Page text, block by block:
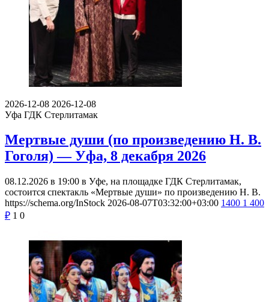
2026-12-08 2026-12-08
Уфа ГДК Стерлитамак
Мертвые души (по произведению Н. В.
Гоголя) — Уфа, 8 декабря 2026
08.12.2026 в 19:00 в Уфе, на площадке ГДК Стерлитамак,
состоится спектакль «Мертвые души» по произведению Н. В.
https://schema.org/InStock 2026-08-07T03:32:00+03:00 1400 1 400
₽ 1 0